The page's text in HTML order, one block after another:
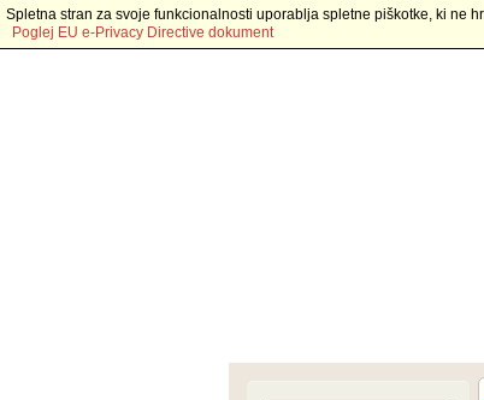
Spletna stran za svoje funkcionalnosti uporablja spletne piškotke, ki ne
Poglej EU e-Privacy Directive dokument